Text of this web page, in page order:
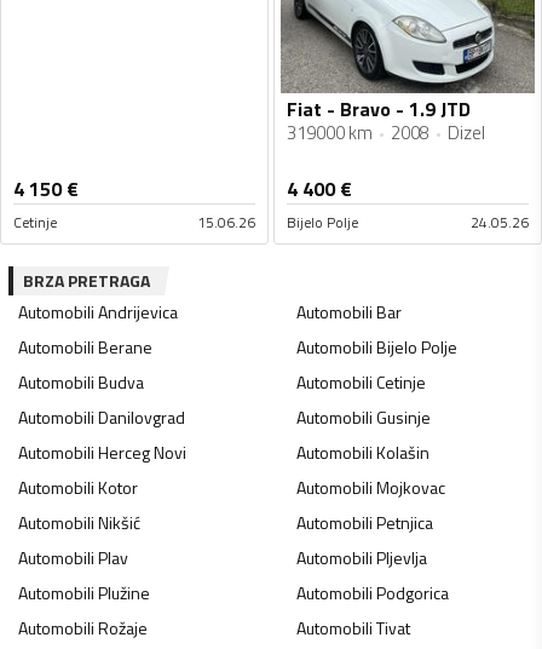
4 150€
Cetinje 15.06.26
Fiat - Bravo - 1.9 JTD
319000 km 2008 Dizel
4 400€
Bijelo Polje 24.05.26
BRZA PRETRAGA
AutomobiliAndrijevica AutomobiliBar
AutomobiliBerane AutomobiliBijelo Polje
AutomobiliBudva AutomobiliCetinje
AutomobiliDanilovgrad AutomobiliGusinje
AutomobiliHerceg Novi AutomobiliKolašin
AutomobiliKotor AutomobiliMojkovac
AutomobiliNikšić AutomobiliPetnjica
AutomobiliPlav AutomobiliPljevlja
AutomobiliPlužine AutomobiliPodgorica
AutomobiliRožaje AutomobiliTivat